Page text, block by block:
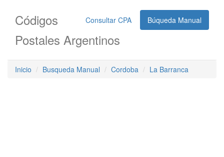
Consultar CPA Búqueda Manual
Códigos
Postales Argentinos
Inicio Busqueda Manual Cordoba La Barranca